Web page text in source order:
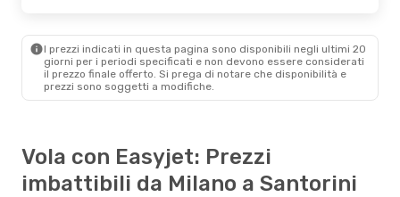
I prezzi indicati in questa pagina sono disponibili negli ultimi 20
giorni per i periodi specificati e non devono essere considerati
il ​​prezzo finale offerto. Si prega di notare che disponibilità e
prezzi sono soggetti a modifiche.
Vola con Easyjet: Prezzi
imbattibili da Milano a Santorini